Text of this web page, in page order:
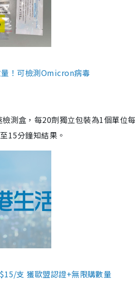
！可檢測Omicron病毒
測盒，每20劑獨立包裝為1個單位
15分鐘知結果。
支 獲歐盟認證+無限購數量